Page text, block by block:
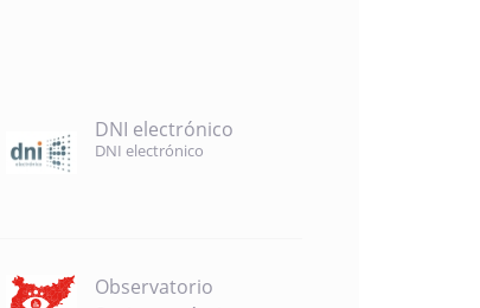
DNI electrónico
DNI electrónico
Observatorio